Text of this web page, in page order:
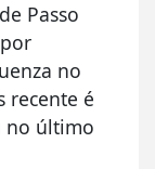
Passo
no
recente é
no último